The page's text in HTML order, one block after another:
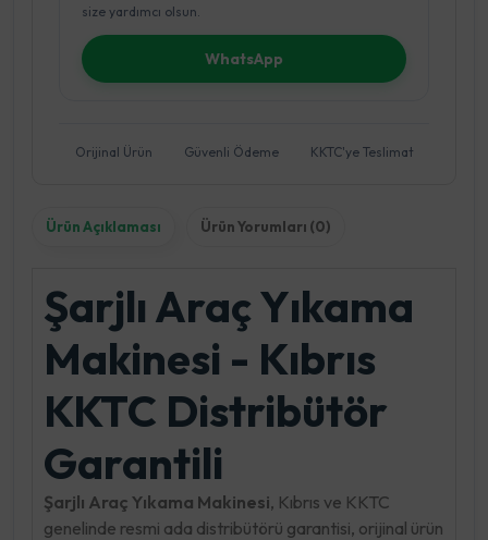
size yardımcı olsun.
WhatsApp
Orijinal Ürün Güvenli Ödeme KKTC'ye Teslimat
Ürün Açıklaması Ürün Yorumları (0)
Şarjlı Araç Yıkama
Makinesi - Kıbrıs
KKTC Distribütör
Garantili
Şarjlı Araç Yıkama Makinesi, Kıbrıs ve KKTC
genelinde resmi ada distribütörü garantisi, orijinal ürün